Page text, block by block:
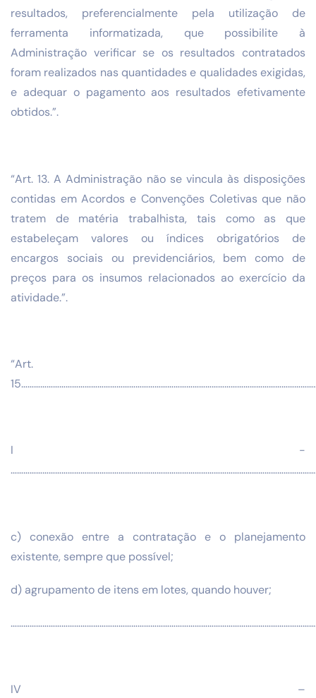
resultados, preferencialmente pela utilização de
ferramenta informatizada, que possibilite à
Administração verificar se os resultados contratados
foram realizados nas quantidades e qualidades exigidas,
e adequar o pagamento aos resultados efetivamente
obtidos.”.
“Art. 13. A Administração não se vincula às disposições
contidas em Acordos e Convenções Coletivas que não
tratem de matéria trabalhista, tais como as que
estabeleçam valores ou índices obrigatórios de
encargos sociais ou previdenciários, bem como de
preços para os insumos relacionados ao exercício da
atividade.”.
“Art.
I -
c) conexão entre a contratação e o planejamento
existente, sempre que possível;
d) agrupamento de itens em lotes, quando houver;
IV –